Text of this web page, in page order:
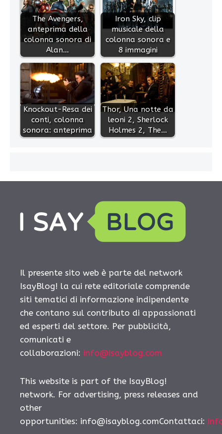
The Avengers,
anteprima della
colonna sonora di
Alan…
Iron Sky, clip
musicale della
colonna sonora e
8 immagini
Knockout-Resa dei
conti, colonna
sonora: anteprima
Thor, Una notte da
leoni 2, Sherlock
Holmes 2, The…
Il presente sito web è parte del network
IsayBlog! la cui rete editoriale comprende
siti tematici di informazione indipendente
che contano sul contributo di appassionati
ed esperti del settore. Per pubblicità,
comunicati e
collaborazioni: info@isayblog.com
This website is part of the IsayBlog!
network. For advertising, press releases and
other
opportunities: info@isayblog.comContattaci: